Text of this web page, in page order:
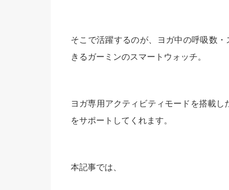
そこで活躍するのが、ヨガ中の呼吸数
きるガーミンのスマートウォッチ。
ヨガ専用アクティビティモードを搭載
をサポートしてくれます。
本記事では、